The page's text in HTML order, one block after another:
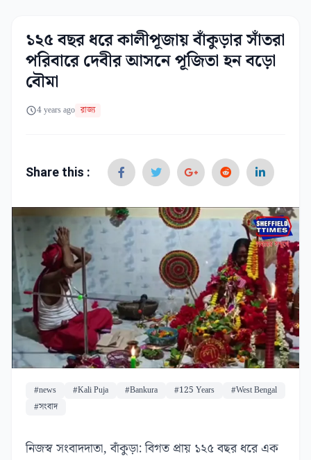
১২৫ বছর ধরে কালীপূজায় বাঁকুড়ার সাঁতরা
পরিবারে দেবীর আসনে পূজিতা হন বড়ো
বৌমা
4 years ago রাজ্য
Share this :
#news #Kali Puja #Bankura #125 Years
#West Bengal
#সংবাদ
নিজস্ব সংবাদদাতা, বাঁকুড়া: বিগত প্রায় ১২৫ বছর ধরে এক